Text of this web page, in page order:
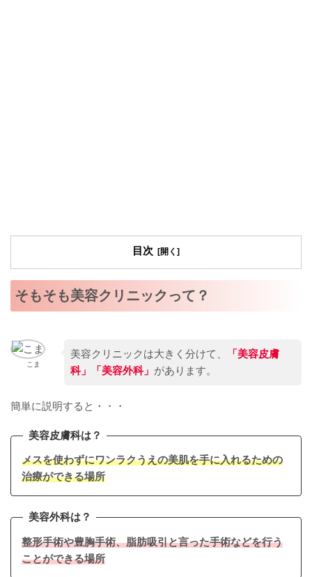
目次
そもそも美容クリニックって？
こま
美容クリニックは大きく分けて、
「美容皮膚
科」「美容外科」 があります。
簡単に説明すると・・・
美容皮膚科は？
メスを使わずにワンラクうえの美肌を手に入れるための
治療ができる場所
美容外科は？
整形手術や豊胸手術、脂肪吸引と言った手術などを行う
ことができる場所